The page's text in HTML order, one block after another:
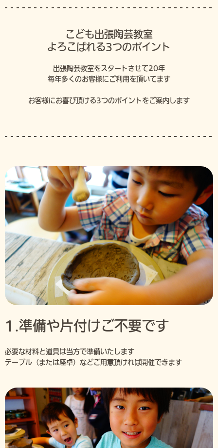
こども出張陶芸教室
よろこばれる3つのポイント
出張陶芸教室をスタートさせて20年
毎年多くのお客様にご利用を頂いてます
お客様にお喜び頂ける3つのポイントをご案内します
1.準備や片付けご不要です
必要な材料と道具は当方で準備いたします
テーブル（または座卓）などご用意頂ければ開催できます